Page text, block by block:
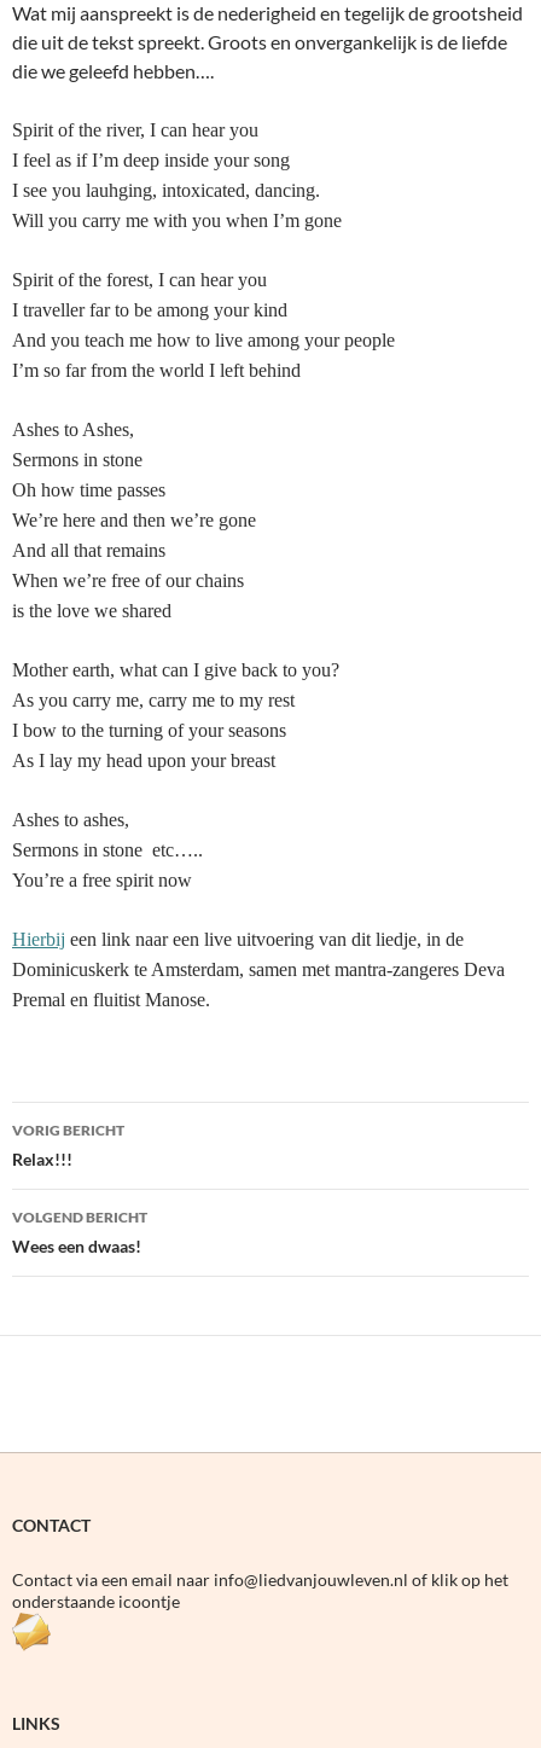
Wat mij aanspreekt is de nederigheid en tegelijk de grootsheid
die uit de tekst spreekt. Groots en onvergankelijk is de liefde
die we geleefd hebben….
Spirit of the river, I can hear you
I feel as if I’m deep inside your song
I see you lauhging, intoxicated, dancing.
Will you carry me with you when I’m gone
Spirit of the forest, I can hear you
I traveller far to be among your kind
And you teach me how to live among your people
I’m so far from the world I left behind
Ashes to Ashes,
Sermons in stone
Oh how time passes
We’re here and then we’re gone
And all that remains
When we’re free of our chains
is the love we shared
Mother earth, what can I give back to you?
As you carry me, carry me to my rest
I bow to the turning of your seasons
As I lay my head upon your breast
Ashes to ashes,
Sermons in stone etc…..
You’re a free spirit now
Hierbij een link naar een live uitvoering van dit liedje, in de
Dominicuskerk te Amsterdam, samen met mantra-zangeres Deva
Premal en fluitist Manose.
Bericht
navigatie
VORIG BERICHT
Relax!!!
VOLGEND BERICHT
Wees een dwaas!
CONTACT
Contact via een email naar info@liedvanjouwleven.nl of klik op het
onderstaande icoontje
LINKS